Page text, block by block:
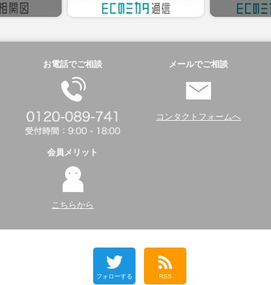
お電話でご相談 メールでご相談
コンタクトフォームへ
会員メリット
こちらから
フォローする RSS